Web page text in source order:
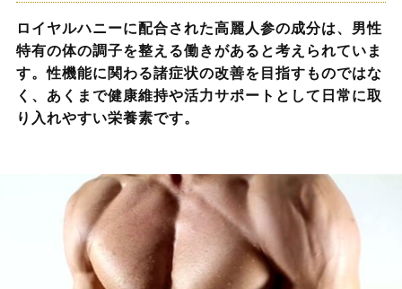
ロイヤルハニーに配合された高麗人参の成分は、男性
特有の体の調子を整える働きがあると考えられていま
す。性機能に関わる諸症状の改善を目指すものではな
く、あくまで健康維持や活力サポートとして日常に取
り入れやすい栄養素です。